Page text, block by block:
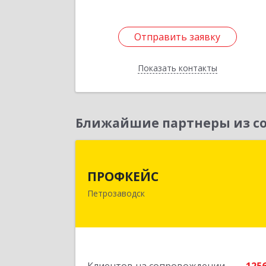
Отправить заявку
Показать контакты
Отправить заявку
Назад
Ближайшие партнеры из
ПРОФКЕЙС
Петрозаводск